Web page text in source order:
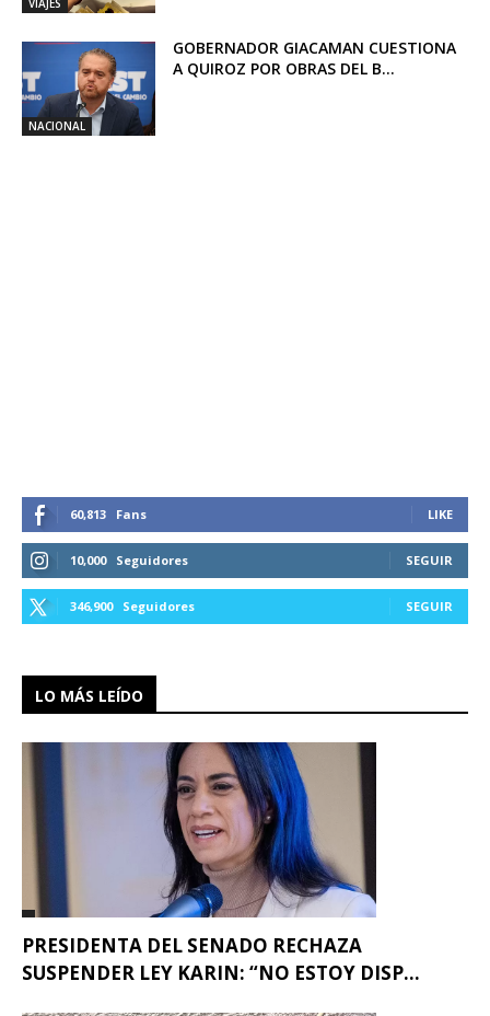
VIAJES
NACIONAL
GOBERNADOR GIACAMAN CUESTIONA
A QUIROZ POR OBRAS DEL B...
60,813 Fans LIKE
10,000 Seguidores SEGUIR
346,900 Seguidores SEGUIR
LO MÁS LEÍDO
PRESIDENTA DEL SENADO RECHAZA
SUSPENDER LEY KARIN: “NO ESTOY DISP...